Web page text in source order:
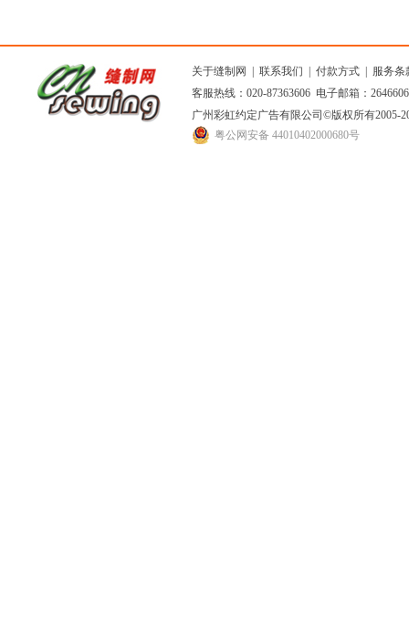
关于缝制网 联系我们 付款方式
服务条
客服热线：020-87363606 电子邮箱：
广州彩虹约定广告有限公司 ©版权所有2005-
粤公网安备 44010402000680号